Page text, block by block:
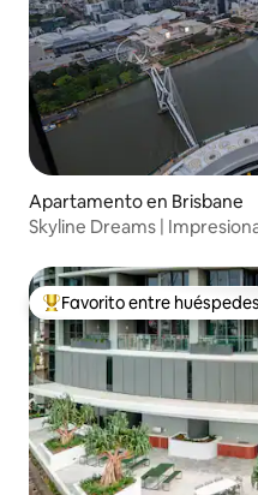
Apartamento en Brisbane
Skyline Dreams |
Favorito entre huéspedes
Favorito entre huéspedes